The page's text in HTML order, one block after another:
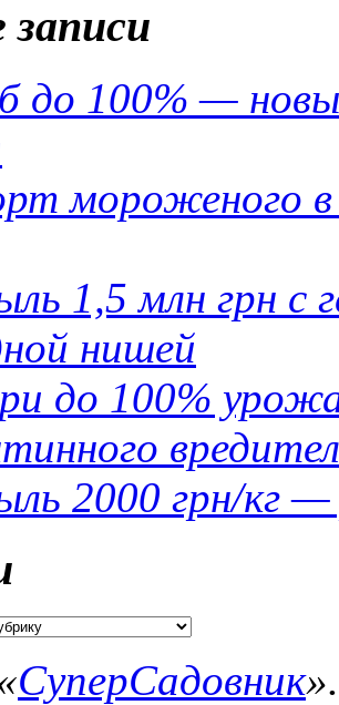
до 100% —
мороженого
1,5 млн грн с
нишей
до 100%
2000 грн/кг —
СуперСадовник